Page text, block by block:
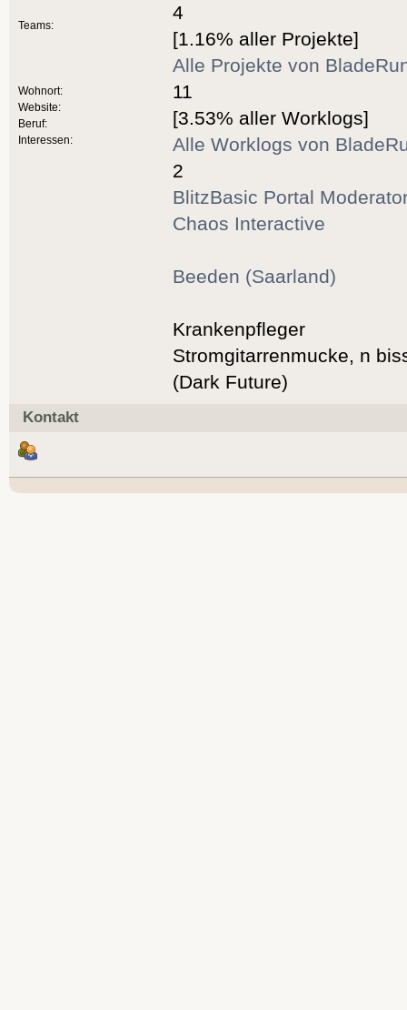
Teams:
Wohnort:
Website:
Beruf:
Interessen:
4
[1.16% aller Projekte]
Alle Projekte von
11
[3.53% aller Worklogs]
Alle Worklogs von
2
BlitzBasic Portal
Chaos Interactive
Beeden (Saarland)
Krankenpfleger
Stromgitarrenmucke, n
(Dark Future)
Kontakt